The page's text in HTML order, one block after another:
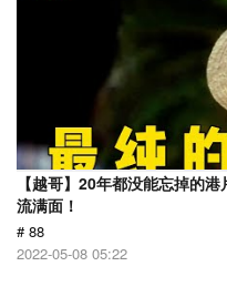
【越哥】20年都没能忘掉的
流满面！
# 88
2022-05-08 05:22